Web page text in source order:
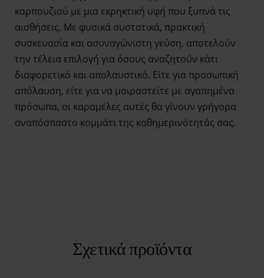
καρπουζιού με μια εκρηκτική υφή που ξυπνά τις
αισθήσεις. Με φυσικά συστατικά, πρακτική
συσκευασία και ασυναγώνιστη γεύση, αποτελούν
την τέλεια επιλογή για όσους αναζητούν κάτι
διαφορετικό και απολαυστικό. Είτε για προσωπική
απόλαυση, είτε για να μοιραστείτε με αγαπημένα
πρόσωπα, οι καραμέλες αυτές θα γίνουν γρήγορα
αναπόσπαστο κομμάτι της καθημερινότητάς σας.
Σχετικά προϊόντα